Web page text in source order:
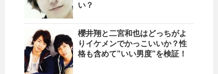
い？
櫻井翔と二宮和也はどっちがよ
りイケメンでかっこいいか？性
格も含めて”いい男度”を検証！